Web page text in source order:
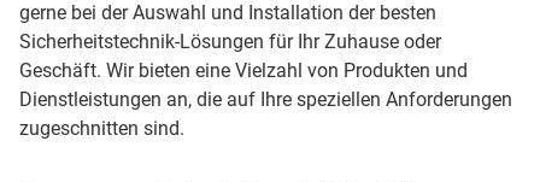
gerne bei der Auswahl und Installation der besten
Sicherheitstechnik-Lösungen für Ihr Zuhause oder
Geschäft. Wir bieten eine Vielzahl von Produkten und
Dienstleistungen an, die auf Ihre speziellen Anforderungen
zugeschnitten sind.